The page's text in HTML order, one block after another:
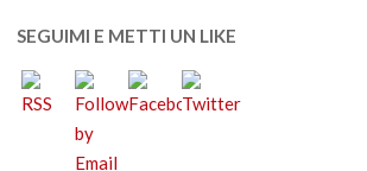
SEGUIMI E METTI UN LIKE